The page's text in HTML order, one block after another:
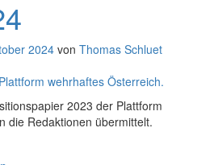
2024 von Thomas Schluet
wehrhaftes Österreich.
2023 der Plattform
die Redaktionen übermittelt.